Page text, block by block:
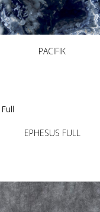
PACIFIK
EPHESUS FULL